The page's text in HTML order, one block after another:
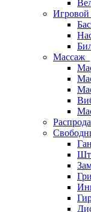
Игровой
Массаж